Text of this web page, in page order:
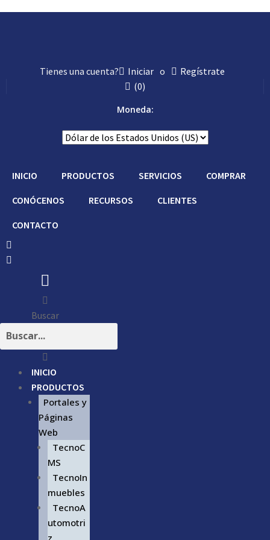
Tienes una cuenta? Iniciar o
Regístrate
(0)
Moneda:
INICIO PRODUCTOS SERVICIOS COMPRAR
CONÓCENOS RECURSOS CLIENTES
CONTACTO
Buscar
INICIO
PRODUCTOS
Portales y
Páginas
Web
TecnoC
MS
TecnoIn
muebles
TecnoA
utomotri